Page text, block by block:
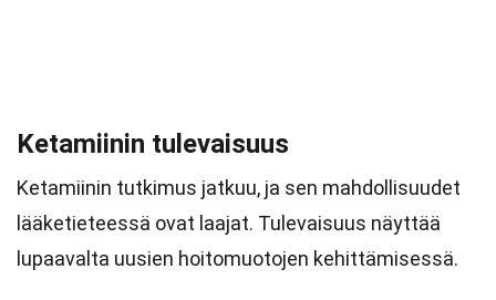
Ketamiinin tulevaisuus
Ketamiinin tutkimus jatkuu, ja sen mahdollisuudet
lääketieteessä ovat laajat. Tulevaisuus näyttää
lupaavalta uusien hoitomuotojen kehittämisessä.